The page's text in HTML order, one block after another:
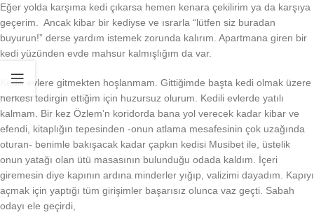
Eğer yolda karşıma kedi çıkarsa hemen kenara çekilirim ya da karşıya
geçerim. Ancak kibar bir kediyse ve ısrarla “lütfen siz buradan
buyurun!” derse yardım istemek zorunda kalırım. Apartmana giren bir
kedi yüzünden evde mahsur kalmışlığım da var.
Kedili evlere gitmekten hoşlanmam. Gittiğimde başta kedi olmak üzere
herkesi tedirgin ettiğim için huzursuz olurum. Kedili evlerde yatılı
kalmam. Bir kez Özlem’n koridorda bana yol verecek kadar kibar ve
efendi, kitaplığın tepesinden -onun atlama mesafesinin çok uzağında
oturan- benimle bakışacak kadar çapkın kedisi Musibet ile, üstelik
onun yatağı olan ütü masasının bulunduğu odada kaldım. İçeri
giremesin diye kapının ardına minderler yığıp, valizimi dayadım. Kapıyı
açmak için yaptığı tüm girişimler başarısız olunca vaz geçti. Sabah
odayı ele geçirdi,